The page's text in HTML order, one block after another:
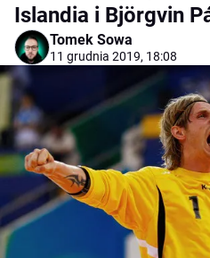
Islandia i Björgvin
Tomek Sowa
11 grudnia 2019, 18:08